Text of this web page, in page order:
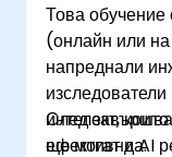
Това обучение
(онлайн или
напреднали
интелект,
ефективни AI
След
ще могат да: